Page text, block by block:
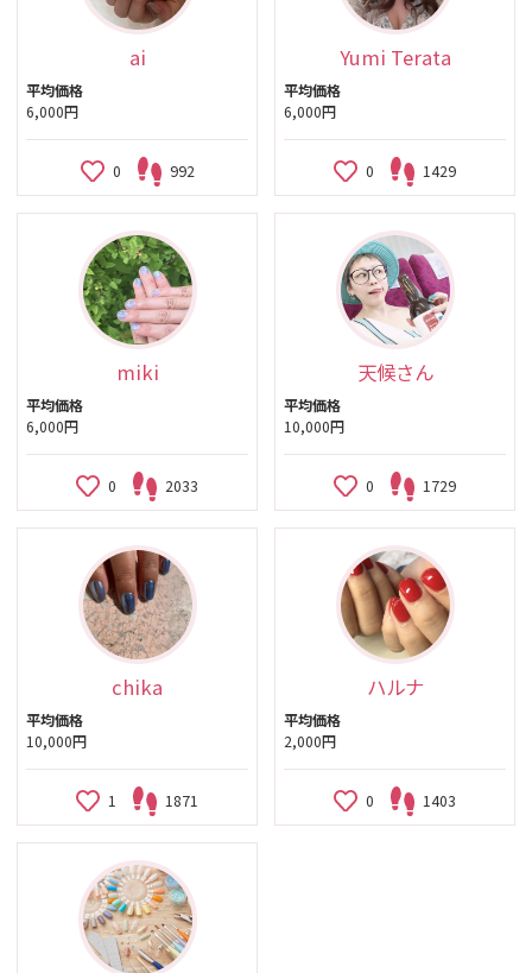
ai
平均価格
6,000円
0 992
Yumi Terata
平均価格
6,000円
0 1429
miki
平均価格
6,000円
0 2033
天候さん
平均価格
10,000円
0 1729
chika
平均価格
10,000円
1 1871
ハルナ
平均価格
2,000円
0 1403